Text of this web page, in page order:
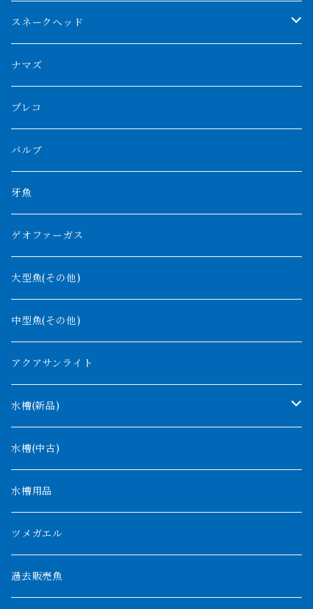
ブルーベースクロスバック
チョッパーレッド
ブルレッド
その他アジアアロワナ
特殊個体
紅龍
バンジャール
シルバーアロワナ
ブラックアロワナ
ノーザンバラムンディ
その他アロワナ
ニューギニアダトニオ
ギニア
ナイジェリア
ナイルビチャー
ナポレオンビチャー
バロ川
ビキールビキール
トゥルカナ湖
オモ川
タンガニーカビチャー
アンソルギー
コウロントン
ラプラディ
ギニア
ナイジェリア
コンギクス
オルナティピンニス
コンゴ
タンガニーカ
ウィークシー
モケレンベンベ
デルヘッジ
ザイールグリーン
パルマス
ポーリー
セネガルス
その他淡水エイ
スネークヘッド
チャンナバルカ
大型スネークヘッド
中型スネークヘッド
小型スネークヘッド
ナマズ
プレコ
バルブ
牙魚
ゲオファーガス
大型魚(その他)
中型魚(その他)
アクアサンライト
水槽(新品)
1200mm以下
1500mm
1800mm
2000mm以上
水槽(中古)
水槽用品
ツメガエル
過去販売魚